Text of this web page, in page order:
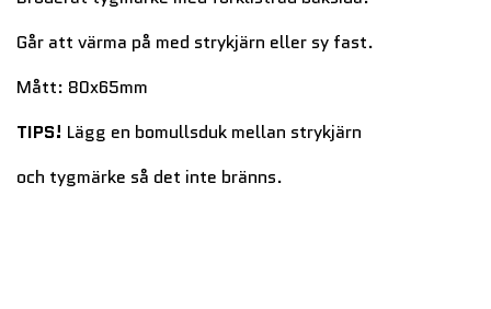
Går att värma på med strykjärn eller sy fast.
Mått: 80x65mm
TIPS! Lägg en bomullsduk mellan strykjärn
och tygmärke så det inte bränns.